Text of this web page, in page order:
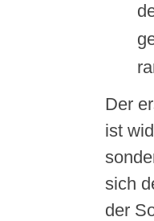
Der
ist
sich
der